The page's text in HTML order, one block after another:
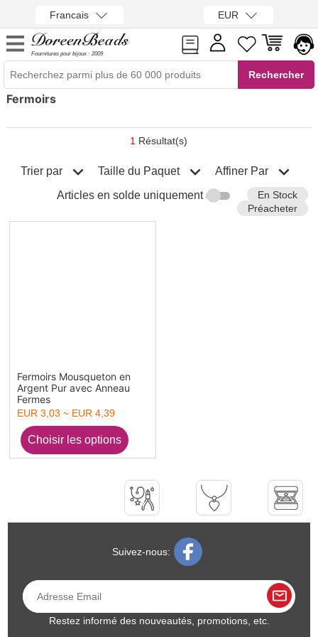
Francais EUR
Fournitures pour bijoux · 2009
Fermoirs
1 Résultat(s)
Trier par Taille du Paquet Affiner Par
Articles en solde uniquement
En Stock
Préacheter
Fermoirs Mousqueton en
Argent Pur avec Anneau
Fermes
EUR 3,03 ~ EUR 4,39
Suivez-nous:
Restez informé des nouveautés, promotions, etc.